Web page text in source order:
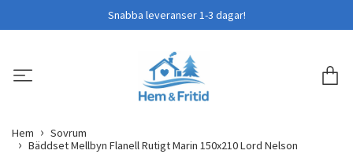
Snabba leveranser 1-3 dagar!
Hem
Sovrum
Bäddset Mellbyn Flanell Rutigt Marin 150x210 Lord Nelson